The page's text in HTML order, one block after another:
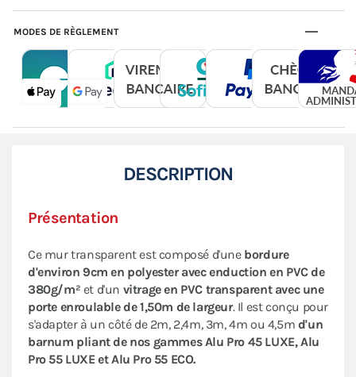
MODES DE RÈGLEMENT
DESCRIPTION
Présentation
Ce mur transparent est composé d'une bordure
d'environ 9cm en polyester avec enduction en PVC de
380g/m² et d'un vitrage en PVC transparent avec une
porte enroulable de 1,50m de largeur. Il est conçu pour
s'adapter à un côté de 2m, 2,4m, 3m, 4m ou 4,5m d'un
barnum pliant de nos gammes Alu Pro 45 LUXE, Alu
Pro 55 LUXE et Alu Pro 55 ECO.